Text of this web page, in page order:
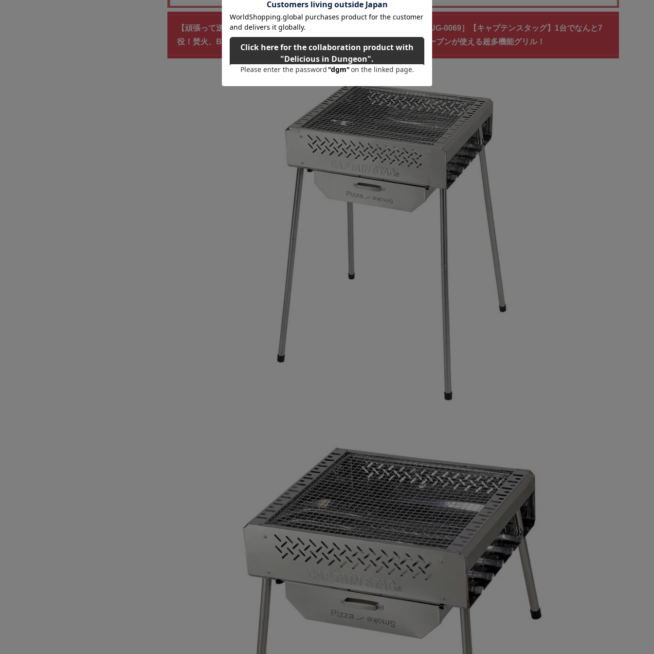
【頑張って送料無料！】CAPTAIN STAG 7way マルチファイアグリル［UG-0069］【キャプテンスタッグ】1台でなんと7
役！焚火、BBQ、ピザ、串焼き、ピザ、スモーク、オーブン、ダッチオーブンが使える超多機能グリル！